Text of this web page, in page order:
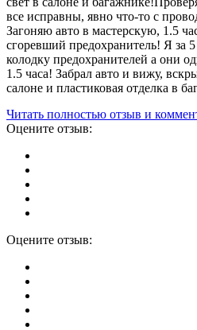
все исправны, явно что-то с
Загоняю авто в мастерскую, 1.5
сгоревший предохранитель! Я за
колодку предохранителей а они
1.5 часа! Забрал авто и вижу,
салоне и пластиковая отделка в
Читать полностью отзыв и
Оцените отзыв:
Оцените отзыв: